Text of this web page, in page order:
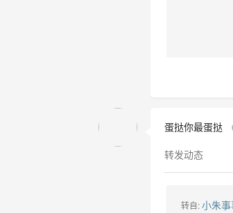
蛋挞你最蛋挞
转发动态
转自:小朱